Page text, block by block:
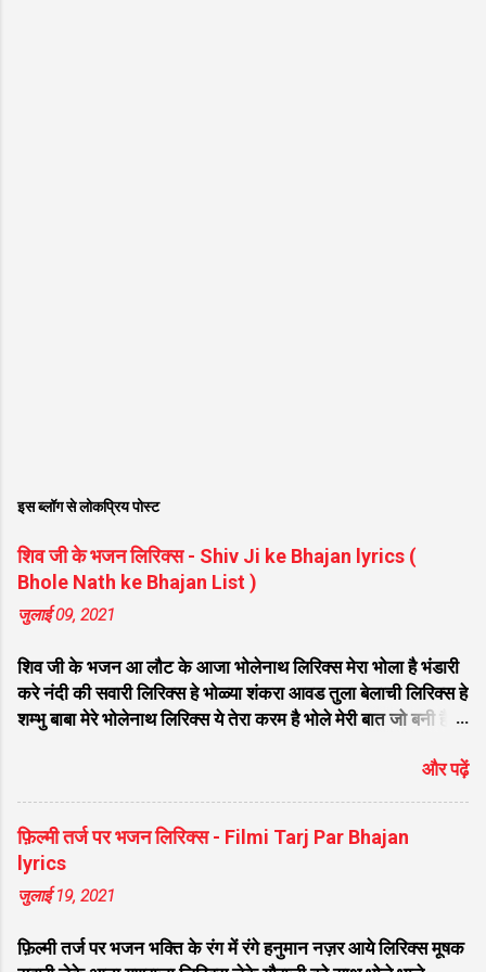
इस ब्लॉग से लोकप्रिय पोस्ट
शिव जी के भजन लिरिक्स - Shiv Ji ke Bhajan lyrics (
Bhole Nath ke Bhajan List )
जुलाई 09, 2021
शिव जी के भजन आ लौट के आजा भोलेनाथ लिरिक्स मेरा भोला है भंडारी
करे नंदी की सवारी लिरिक्स हे भोळ्या शंकरा आवड तुला बेलाची लिरिक्स हे
शम्भु बाबा मेरे भोलेनाथ लिरिक्स ये तेरा करम है भोले मेरी बात जो बनी है
गुलशन सा मेरे भोलेनाथ आये है लिरिक्स नगर में जोगी आया भेद कोई
समझ ना पाया लिरिक्स शिवजी तेरे द्वार हम भी आयेंगे लिरिक्स सांसो की
माला पे सिमरु मै शिव का नाम लिरिक्स डम डम डमरू बजाना होगा भोले
मेरी कुटिया में आना होगा लिरिक्स मेरे भोले से भोले बाबा लिरिक्स भोलेनाथ
का चेला लिरिक्स भोले चेला बना लेना लिरिक्स सिर पे विराजे गंगा की धार
लिरिक्स महादेवा - Mahadeva Hansraj Raghuwanshi लिरिक्स
ऐसा डमरू बजाया भोलेनाथ ने लिरिक्स शिव शंकर औघड दानी बम भोला
और पढ़ें
फ़िल्मी तर्ज पर भजन लिरिक्स - Filmi Tarj Par Bhajan
lyrics
जुलाई 19, 2021
फ़िल्मी तर्ज पर भजन भक्ति के रंग में रंगे हनुमान नज़र आये लिरिक्स मूषक